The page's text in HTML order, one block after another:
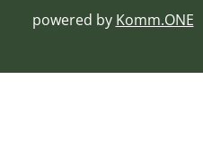
powered by Komm.ONE